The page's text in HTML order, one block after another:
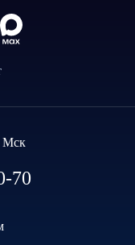
Мск
70